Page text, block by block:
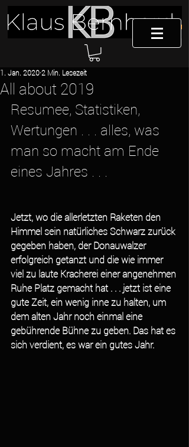
All about 2019
1. Jan. 20202 Min. Lesezeit
Resumee, Statistiken,
Wertungen . . . alles, was
man so macht am Ende
eines Jahres . . .
Jetzt, wo die allerletzten Raketen den
Himmel sein natürliches Schwarz zurück
gegeben haben, der Donauwalzer
erfolgreich getanzt und die wie immer
viel zu laute Kracherei einer angenehmen
Ruhe Platz gemacht hat . . . jetzt ist eine
gute Zeit, ein wenig inne zu halten, um
dem alten Jahr noch einmal eine
gebührende Bühne zu geben. Das hat es
sich verdient, es war ein gutes Jahr.